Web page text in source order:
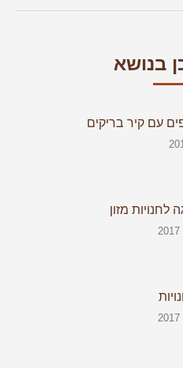
בנושא
עם קיר בריקים
לחנויות מזון